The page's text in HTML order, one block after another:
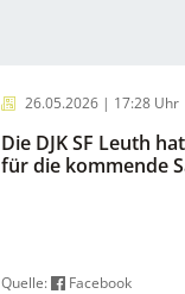
26.05.2026 | 17:28 Uhr
Die DJK SF Leuth
für die kommende
Quelle: Facebook